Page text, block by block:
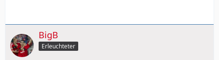
BigB
Erleuchteter